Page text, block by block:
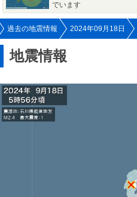
でいます
過去の地震情報 2024年09月18日
地震情報